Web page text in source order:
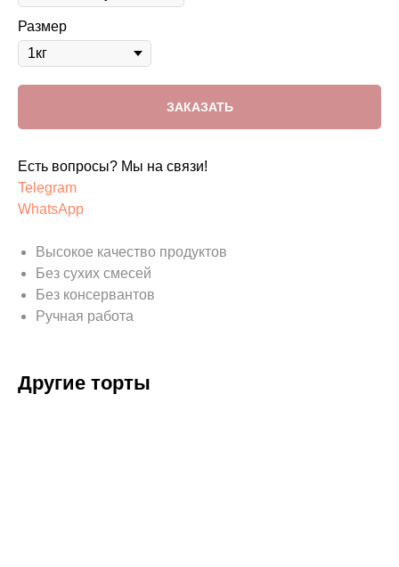
Размер
ЗАКАЗАТЬ
Есть вопросы? Мы на связи!
Telegram
WhatsApp
Высокое качество продуктов
Без сухих смесей
Без консервантов
Ручная работа
Другие торты